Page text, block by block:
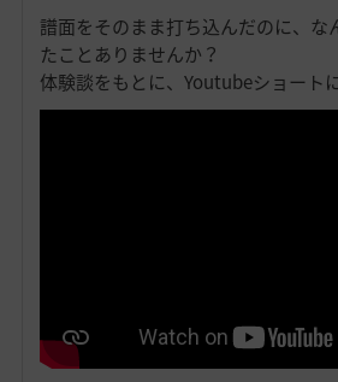
譜面をそのまま打ち込んだのに、な
たことありませんか？
体験談をもとに、Youtubeショート